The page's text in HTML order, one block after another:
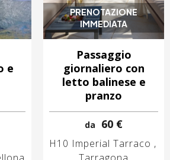
e
PRENOTAZIONE
IMMEDIATA
Passaggio
giornaliero con
letto balinese e
pranzo
da 60 €
H10 Imperial Tarraco